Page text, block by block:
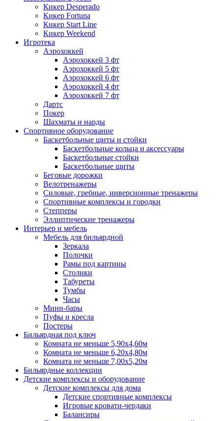
Кикер Desperado
Кикер Fortuna
Кикер Start Line
Кикер Weekend
Игротека
Аэрохоккей
Аэрохоккей 3 фт
Аэрохоккей 5 фт
Аэрохоккей 6 фт
Аэрохоккей 4 фт
Аэрохоккей 7 фт
Дартс
Покер
Шахматы и нарды
Спортивное оборудование
Баскетбольные щиты и стойки
Баскетбольные кольца и аксессуары
Баскетбольные стойки
Баскетбольные щиты
Беговые дорожки
Велотренажеры
Силовые, гребные, инверсионные тренажеры
Спортивные комплексы и городки
Степперы
Эллиптические тренажеры
Интерьер и мебель
Мебель для бильярдной
Зеркала
Полочки
Рамы под картины
Столики
Табуреты
Тумбы
Часы
Мини-бары
Пуфы и кресла
Постеры
Бильярдная под ключ
Комната не меньше 5,90х4,60м
Комната не меньше 6,20х4,80м
Комната не меньше 7,00х5,20м
Бильярдные коллекции
Детские комплексы и оборудование
Детские комплексы для дома
Детские спортивные комплексы
Игровые кровати-чердаки
Балансиры